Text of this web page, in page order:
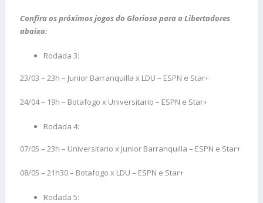
Confira os próximos jogos do Glorioso para a Libertadores
abaixo:
Rodada 3:
23/03 – 23h – Junior Barranquilla x LDU – ESPN e Star+
24/04 – 19h – Botafogo x Universitario – ESPN e Star+
Rodada 4:
07/05 – 23h – Universitario x Junior Barranquilla – ESPN e Star+
08/05 – 21h30 – Botafogo x LDU – ESPN e Star+
Rodada 5: